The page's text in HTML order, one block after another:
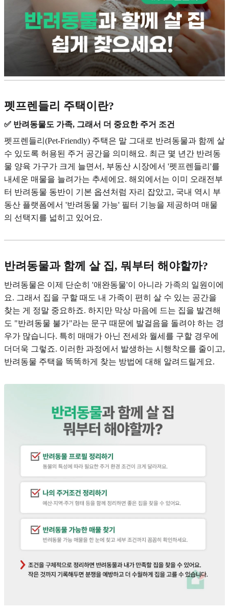
펫프렌들리 주택이란?
✅ 반려동물도 가족, 그래서 더 중요한 주거 조건
펫프렌들리(Pet-Friendly) 주택은 말 그대로 반려동물과 함께 살
수 있도록 허용된 주거 공간을 의미해요. 최근 몇 년간 반려동
물 양육 가구가 크게 늘면서, 부동산 시장에서 '펫프렌들리'를
내세운 매물을 늘려가는 추세에요. 해외에서는 이미 오래전부
터 반려동물 동반이 기본 옵션처럼 자리 잡았고, 국내 역시 부
동산 플랫폼에서 '반려동물 가능' 필터 기능을 제공하며 매물
의 선택지를 넓히고 있어요.
반려동물과 함께 살 집, 뭐부터 해야할까?
반려동물은 이제 단순히 '애완동물'이 아니라 가족의 일원이에
요. 그래서 집을 구할 때도 내 가족이 편히 살 수 있는 공간을
찾는 게 정말 중요하죠. 하지만 막상 마음에 드는 집을 발견해
도 "반려동물 불가"라는 문구 때문에 발걸음을 돌려야 하는 경
우가 많습니다. 특히 매매가 아닌 전세와 월세를 구할 경우에
더더욱 그렇죠. 이러한 과정에서 발생하는 시행착오를 줄이고,
반려동물 주택을 똑똑하게 찾는 방법에 대해 알려드릴게요.